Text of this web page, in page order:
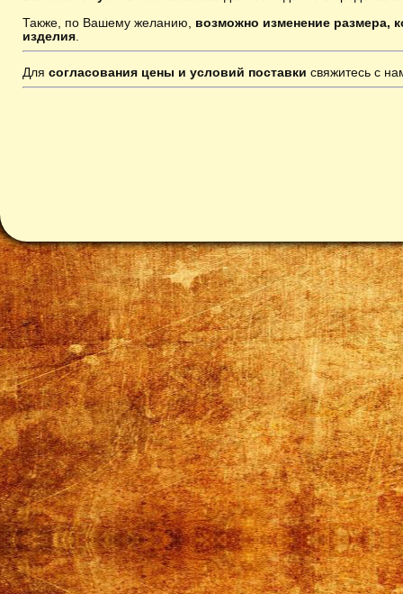
Также, по Вашему желанию, возможно изменение размера,
изделия
Для согласования цены и условий поставки свяжитесь с